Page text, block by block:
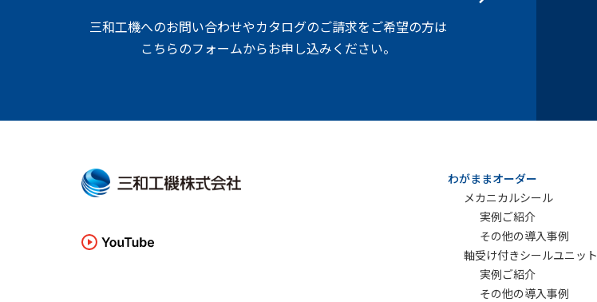
三和工機へのお問い合わせやカタログのご請求をご希望の方は
こちらのフォームからお申し込みください。
わがままオーダー
メカニカルシール
実例ご紹介
その他の導入事例
軸受け付きシールユニット
実例ご紹介
その他の導入事例